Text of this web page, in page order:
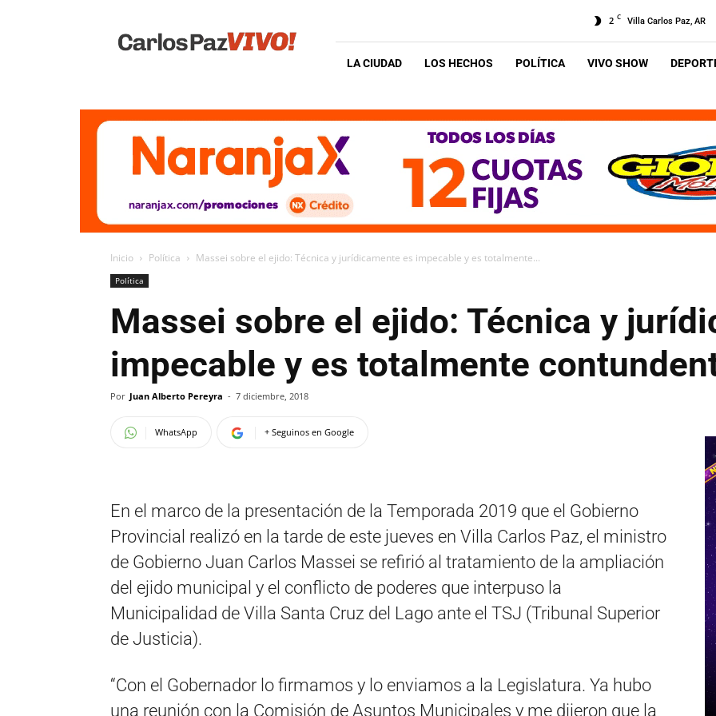
Vivo
2 C Villa Carlos Paz, AR
LA CIUDAD LOS HECHOS POLÍTICA VIVO SHOW
Inicio Política Massei sobre el ejido: Técnica y jurídicamente es impecable y es totalmente...
Política
Massei sobre el ejido: Técnica y
impecable y es totalmente
Por Juan Alberto Pereyra - 7 diciembre, 2018
WhatsApp + Seguinos en Google
En el marco de la presentación de la Temporada 2019 que el Gobierno
Provincial realizó en la tarde de este jueves en Villa Carlos Paz, el ministro
de Gobierno Juan Carlos Massei se refirió al tratamiento de la ampliación
del ejido municipal y el conflicto de poderes que interpuso la
Municipalidad de Villa Santa Cruz del Lago ante el TSJ (Tribunal Superior
de Justicia).
“Con el Gobernador lo firmamos y lo enviamos a la Legislatura. Ya hubo
una reunión con la Comisión de Asuntos Municipales y me dijeron que la